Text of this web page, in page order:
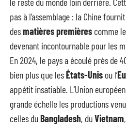
pas à l’assemblage : la Chine
desmatières premières comme
devenant incontournable pour les
En 2024, le pays a écoulé près de
bien plus que lesÉtats-Unis ou l’
appétit insatiable. L’Union
grande échelle les productions
celles duBangladesh, duVietnam